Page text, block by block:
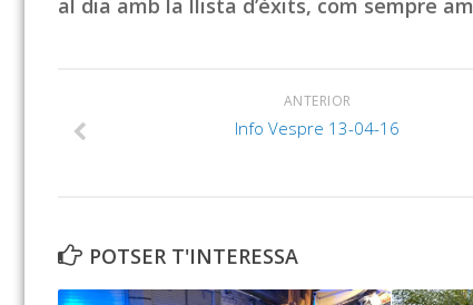
al dia amb la llista d’èxits, com sempre
ANTERIOR
Info Vespre 13-04-16
POTSER T'INTERESSA